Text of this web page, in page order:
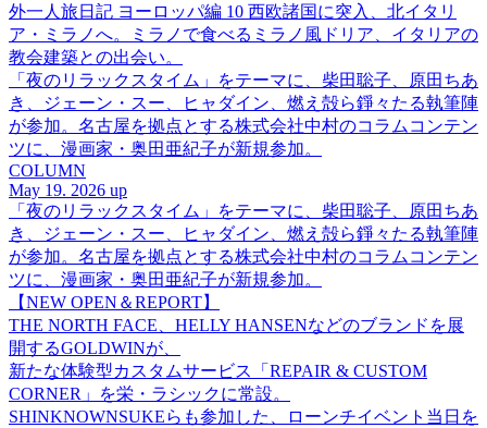
外一人旅日記 ヨーロッパ編 10 西欧諸国に突入、北イタリ
ア・ミラノへ。ミラノで食べるミラノ風ドリア、イタリアの
教会建築との出会い。
「夜のリラックスタイム」をテーマに、柴田聡子、原田ちあ
き、ジェーン・スー、ヒャダイン、燃え殻ら錚々たる執筆陣
が参加。名古屋を拠点とする株式会社中村のコラムコンテン
ツに、漫画家・奥田亜紀子が新規参加。
COLUMN
May 19. 2026 up
「夜のリラックスタイム」をテーマに、柴田聡子、原田ちあ
き、ジェーン・スー、ヒャダイン、燃え殻ら錚々たる執筆陣
が参加。名古屋を拠点とする株式会社中村のコラムコンテン
ツに、漫画家・奥田亜紀子が新規参加。
【NEW OPEN＆REPORT】
THE NORTH FACE、HELLY HANSENなどのブランドを展
開するGOLDWINが、
新たな体験型カスタムサービス「REPAIR & CUSTOM
CORNER」を栄・ラシックに常設。
SHINKNOWNSUKEらも参加した、ローンチイベント当日を